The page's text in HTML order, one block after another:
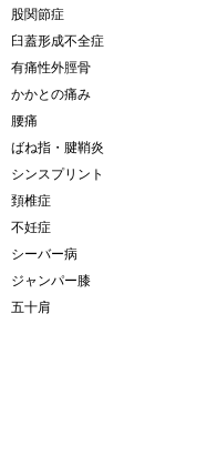
股関節症
臼蓋形成不全症
有痛性外脛骨
かかとの痛み
腰痛
ばね指・腱鞘炎
シンスプリント
頚椎症
不妊症
シーバー病
ジャンパー膝
五十肩